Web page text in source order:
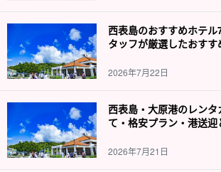
西表島のおすすめホテ
タッフが厳選したおす
2026年7月22日
西表島・大原港のレン
て・格安プラン・港送
2026年7月21日